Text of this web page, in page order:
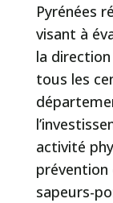
Pyrénées
visant à
la
tous les
activité
prévention
sapeurs-